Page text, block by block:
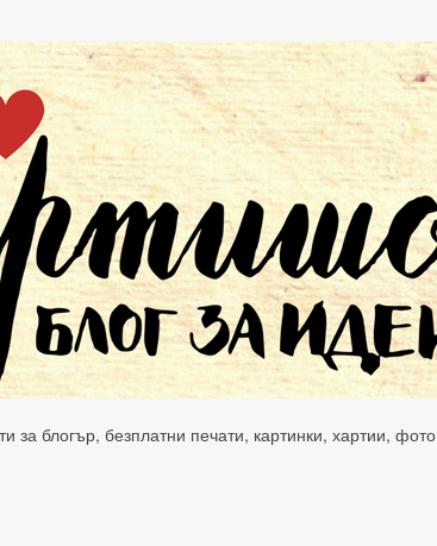
за блогър, безплатни печати, картинки, хартии,